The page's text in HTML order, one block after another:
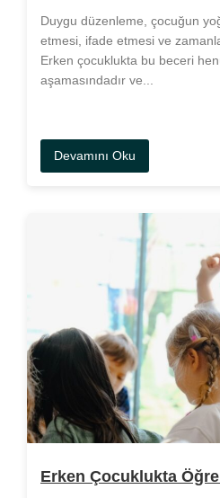
Duygu düzenleme, çocuğun
etmesi, ifade etmesi ve
Erken çocuklukta bu beceri
aşamasındadır ve...
Devamını Oku
Erken Çocuklukta